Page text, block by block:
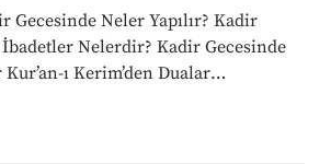
Nelerdir? Kadir Gecesinde
ı Kerim’den Dualar
Var mıdır? Kadir Gecesi ile İlgili